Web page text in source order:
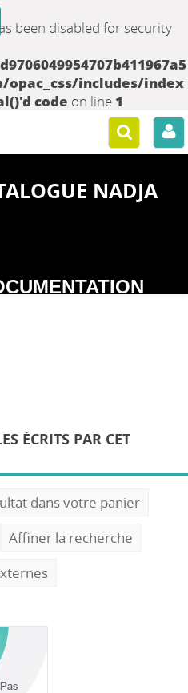
been disabled for security
includes/index
code on line 1
NADJA
ÉCRITS PAR CET
dans votre panier
Affiner la recherche